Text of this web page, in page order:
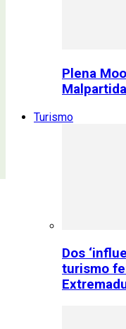
Plena
Turismo
Dos
turismo